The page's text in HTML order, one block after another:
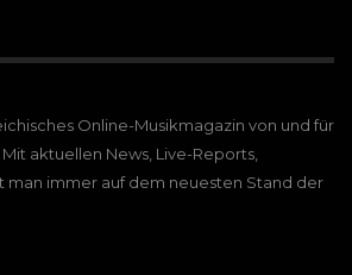
Online-Musikmagazin von und für
aktuellen News, Live-Reports,
man immer auf dem neuesten Stand der